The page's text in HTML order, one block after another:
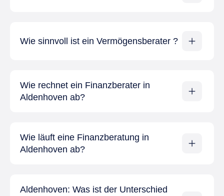
Wie sinnvoll ist ein Vermögensberater ?
Wie rechnet ein Finanzberater in
Aldenhoven ab?
Wie läuft eine Finanzberatung in
Aldenhoven ab?
Aldenhoven: Was ist der Unterschied